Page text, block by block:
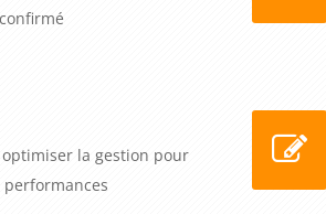
la gestion pour